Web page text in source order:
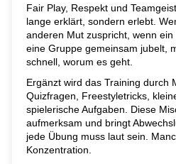
Fair Play, Respekt und
lange erklärt, sondern erlebt.
anderen Mut zuspricht, wenn
eine Gruppe gemeinsam jubelt,
schnell, worum es geht.
Ergänzt wird das Training durch
Quizfragen, Freestyletricks,
spielerische Aufgaben. Diese
aufmerksam und bringt
jede Übung muss laut sein.
Konzentration.